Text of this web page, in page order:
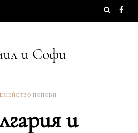
и Софи
ПОПОВИ
и